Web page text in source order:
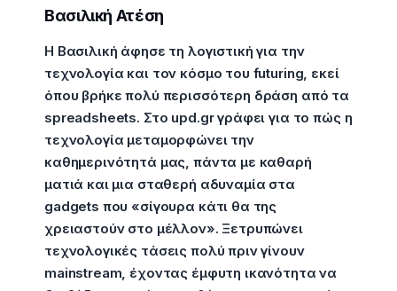
Βασιλική Ατέση
Η Βασιλική άφησε τη λογιστική για την
τεχνολογία και τον κόσμο του futuring, εκεί
όπου βρήκε πολύ περισσότερη δράση από τα
spreadsheets. Στο upd.gr γράφει για το πώς η
τεχνολογία μεταμορφώνει την
καθημερινότητά μας, πάντα με καθαρή
ματιά και μια σταθερή αδυναμία στα
gadgets που «σίγουρα κάτι θα της
χρειαστούν στο μέλλον». Ξετρυπώνει
τεχνολογικές τάσεις πολύ πριν γίνουν
mainstream, έχοντας έμφυτη ικανότητα να